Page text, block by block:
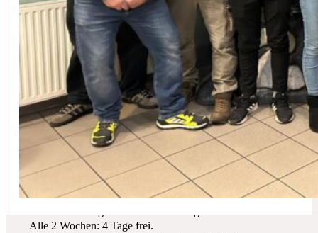
In der Regel empfehlen wir eine Wartung mindestens einmal
Du suchst einen zukunftssicheren Arbeitsplatz? Bei Schicker Technik
erwarten dich spannende Projekte, ein freundliches Team und beste
Entwicklungsmöglichkeiten.
Wir bieten dir:
Ein sicherer Arbeitsplatz in einer krisenfesten Branche.
Alle 2 Wochen: 4 Tage frei.